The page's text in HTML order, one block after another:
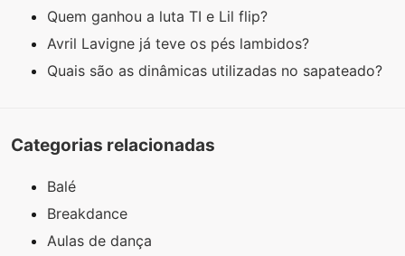
Quem ganhou a luta TI e Lil flip?
Avril Lavigne já teve os pés lambidos?
Quais são as dinâmicas utilizadas no sapateado?
Categorias relacionadas
Balé
Breakdance
Aulas de dança